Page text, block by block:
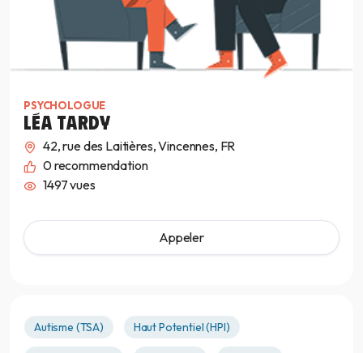
PSYCHOLOGUE
LÉA TARDY
42, rue des Laitières, Vincennes, FR
0recommendation
1497 vues
Appeler
Autisme (TSA) Haut Potentiel (HPI)